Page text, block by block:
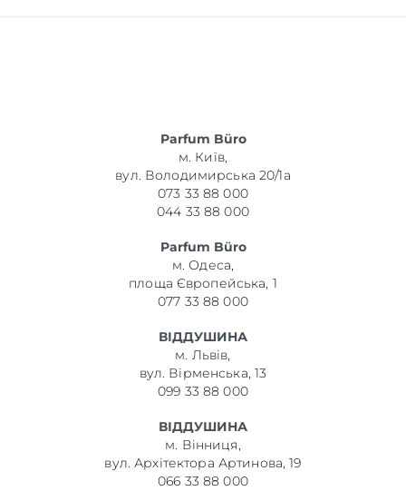
Parfum Büro
м. Київ,
вул. Володимирська 20/1а
073 33 88 000
044 33 88 000
Parfum Büro
м. Одеса,
площа Європейська, 1
077 33 88 000
ВІДДУШИНА
м. Львів,
вул. Вірменська, 13
099 33 88 000
ВІДДУШИНА
м. Вінниця,
вул. Архітектора Артинова, 19
066 33 88 000